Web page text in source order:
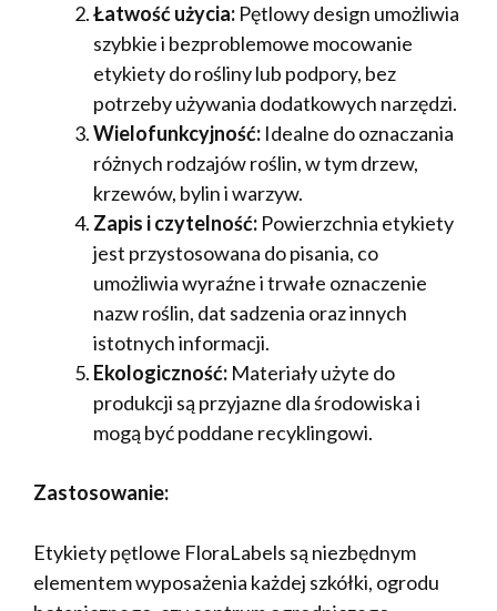
Łatwość użycia: Pętlowy design umożliwia
szybkie i bezproblemowe mocowanie
etykiety do rośliny lub podpory, bez
potrzeby używania dodatkowych narzędzi.
Wielofunkcyjność: Idealne do oznaczania
różnych rodzajów roślin, w tym drzew,
krzewów, bylin i warzyw.
Zapis i czytelność: Powierzchnia etykiety
jest przystosowana do pisania, co
umożliwia wyraźne i trwałe oznaczenie
nazw roślin, dat sadzenia oraz innych
istotnych informacji.
Ekologiczność: Materiały użyte do
produkcji są przyjazne dla środowiska i
mogą być poddane recyklingowi.
Zastosowanie:
Etykiety pętlowe FloraLabels są niezbędnym
elementem wyposażenia każdej szkółki, ogrodu